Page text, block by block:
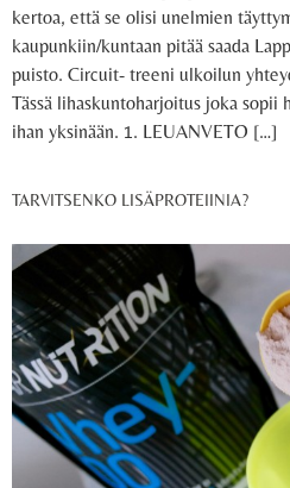
kertoa, että se olisi unelmien
kaupunkiin/kuntaan pitää saada
puisto. Circuit- treeni ulkoilun
Tässä lihaskuntoharjoitus joka
ihan yksinään. 1. LEUANVETO […]
TARVITSENKO LISÄPROTEIINIA?